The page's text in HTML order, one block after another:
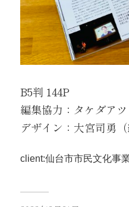
B5判 144P
編集協力：タケダアツ
デザイン：大宮司勇
client:仙台市市民文化事